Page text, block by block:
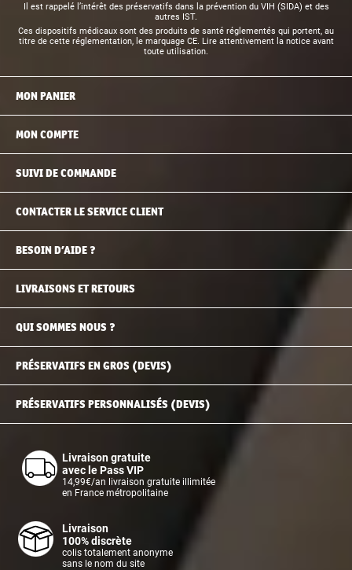
Il est rappelé l’intérêt des préservatifs dans la prévention du VIH (SIDA) et des
autres IST.
Ces dispositifs médicaux sont des produits de santé réglementés qui portent, au
titre de cette réglementation, le marquage CE. Lire attentivement la notice avant
toute utilisation.
MON PANIER
MON COMPTE
SUIVI DE COMMANDE
CONTACTER LE SERVICE CLIENT
BESOIN D’AIDE ?
LIVRAISONS ET RETOURS
QUI SOMMES NOUS ?
PRÉSERVATIFS EN GROS (DEVIS)
PRÉSERVATIFS PERSONNALISÉS (DEVIS)
Livraison gratuite
avec le Pass VIP
14,99€/an livraison gratuite illimitée
en France métropolitaine
Livraison
100% discrète
colis totalement anonyme
sans le nom du site